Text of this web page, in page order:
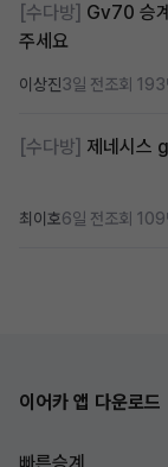
[수다방] Gv70 승
주세요
이상진3일 전조회 193
[수다방] 제네시스
최이호6일 전조회 109
이어카 앱 다운로드